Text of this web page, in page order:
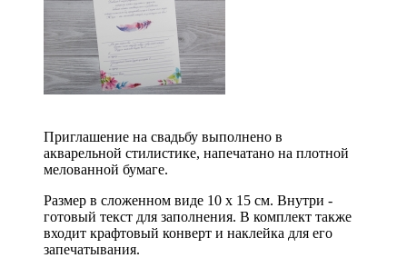
Приглашение на свадьбу выполнено в
акварельной стилистике, напечатано на плотной
мелованной бумаге.
Размер в сложенном виде 10 х 15 см. Внутри -
готовый текст для заполнения. В комплект также
входит крафтовый конверт и наклейка для его
запечатывания.